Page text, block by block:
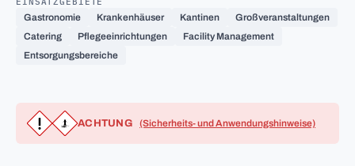
Gastronomie
Krankenhäuser Kantinen
Großveranstaltungen
Catering
Pflegeeinrichtungen
Facility Management
Entsorgungsbereiche
ACHTUNG (Sicherheits- und Anwendungshinweise)